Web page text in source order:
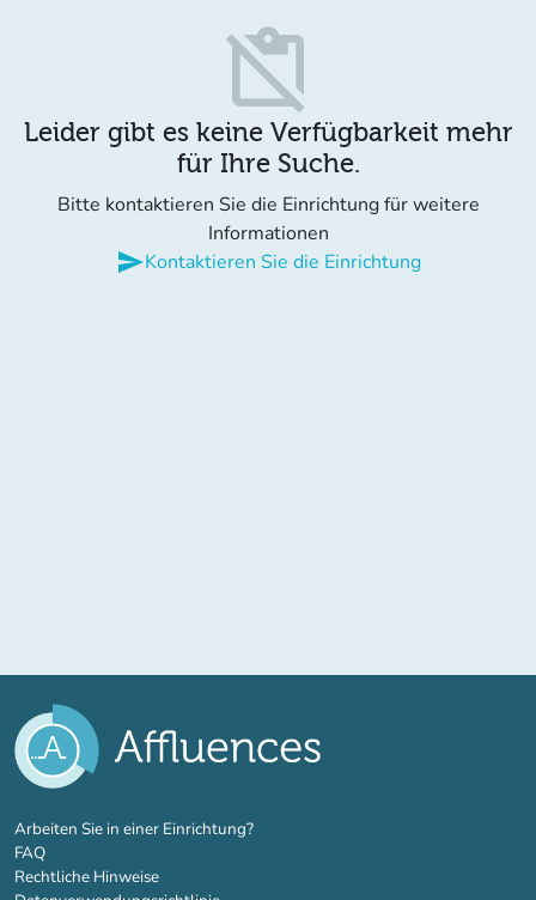
content_paste_off
Leider gibt es keine Verfügbarkeit mehr
für Ihre Suche.
Bitte kontaktieren Sie die Einrichtung für weitere
Informationen
sendKontaktieren Sie die Einrichtung
Arbeiten Sie in einer Einrichtung?(new tab)
FAQ
Rechtliche Hinweise